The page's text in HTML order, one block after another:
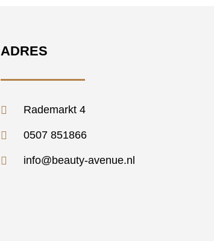
ADRES
Rademarkt 4
0507 851866
info@beauty-avenue.nl